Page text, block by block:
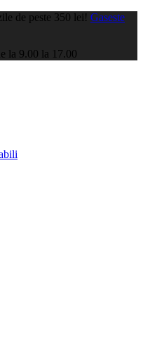
de peste 350 lei! Gaseste
la 9.00 la 17.00